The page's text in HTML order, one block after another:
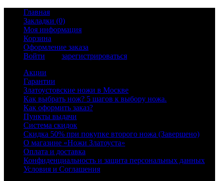
Главная
Закладки (0)
Моя информация
Корзина
Оформление заказа
Войти
зарегистрироваться
Акции
Гарантии
Златоустовские ножи в Москве
Как выбрать нож? 5 шагов к выбору ножа.
Как оформить заказ?
Пункты выдачи
Система скидок
Скидка 50% при покупке второго ножа (Завершено)
О магазине «Ножи Златоуста»
Оплата и доставка
Конфиденциальность и защита персональных данных
Условия и Соглашения